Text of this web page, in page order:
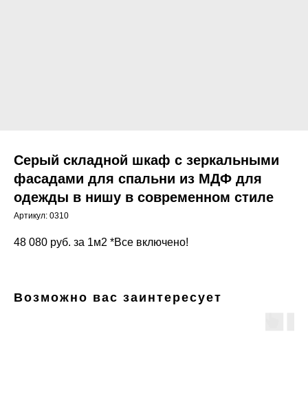
Серый складной шкаф с зеркальными
фасадами для спальни из МДФ для
одежды в нишу в современном стиле
Артикул: 0310
48 080 руб. за 1м2 *Все включено!
Возможно вас заинтересует